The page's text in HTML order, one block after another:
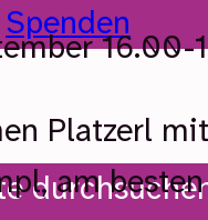
Spenden
16.00-
Platzerl
am